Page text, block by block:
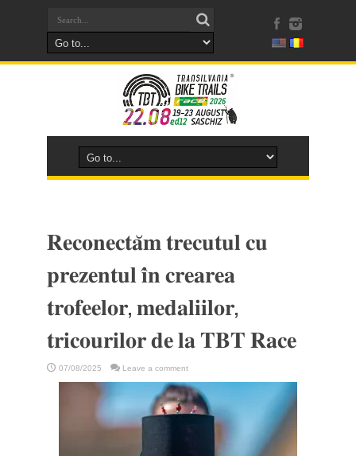
𝐑𝐞𝐜𝐨𝐧𝐞𝐜𝐭𝐚̆𝐦 𝐭𝐫𝐞𝐜𝐮𝐭𝐮𝐥 𝐜𝐮
𝐩𝐫𝐞𝐳𝐞𝐧𝐭𝐮𝐥 𝐢̂𝐧 𝐜𝐫𝐞𝐚𝐫𝐞𝐚
𝐭𝐫𝐨𝐟𝐞𝐞𝐥𝐨𝐫, 𝐦𝐞𝐝𝐚𝐥𝐢𝐢𝐥𝐨𝐫,
𝐭𝐫𝐢𝐜𝐨𝐮𝐫𝐢𝐥𝐨𝐫 𝐝𝐞 𝐥𝐚 𝐓𝐁𝐓 𝐑𝐚𝐜𝐞
07/08/2025 Leave a comment